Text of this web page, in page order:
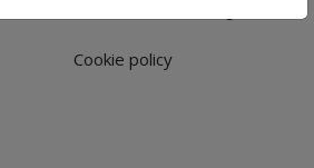
Cookie policy